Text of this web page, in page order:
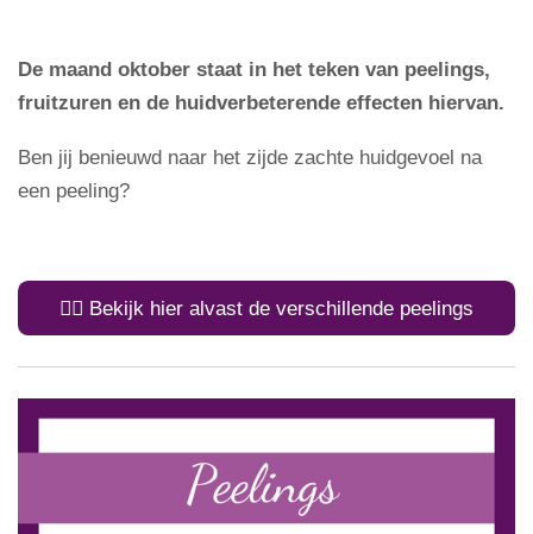
De maand oktober staat in het teken van peelings,
fruitzuren en de huidverbeterende effecten hiervan.
Ben jij benieuwd naar het zijde zachte huidgevoel na
een peeling?
👉🏼 Bekijk hier alvast de verschillende peelings